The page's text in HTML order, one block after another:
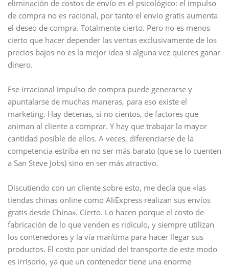
eliminación de costos de envío es el psicológico: el impulso
de compra no es racional, por tanto el envío gratis aumenta
el deseo de compra. Totalmente cierto. Pero no es menos
cierto que hacer depender las ventas exclusivamente de los
precios bajos no es la mejor idea si alguna vez quieres ganar
dinero.
Ese irracional impulso de compra puede generarse y
apuntalarse de muchas maneras, para eso existe el
marketing. Hay decenas, si no cientos, de factores que
animan al cliente a comprar. Y hay que trabajar la mayor
cantidad posible de ellos. A veces, diferenciarse de la
competencia estriba en no ser más barato (que se lo cuenten
a San Steve Jobs) sino en ser más atractivo.
Discutiendo con un cliente sobre esto, me decía que «las
tiendas chinas online como AliExpress realizan sus envíos
gratis desde China». Cierto. Lo hacen porque el costo de
fabricación de lo que venden es ridículo, y siempre utilizan
los contenedores y la vía marítima para hacer llegar sus
productos. El costo por unidad del transporte de este modo
es irrisorio, ya que un contenedor tiene una enorme